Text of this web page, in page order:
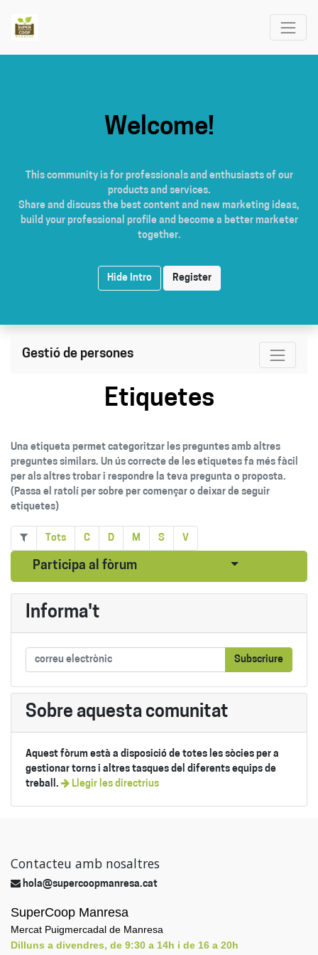
Welcome!
This community is for professionals and enthusiasts of our
products and services.
Share and discuss the best content and new marketing ideas,
build your professional profile and become a better marketer
together.
Hide Intro Register
Gestió de persones
Etiquetes
Una etiqueta permet categoritzar les preguntes amb altres
preguntes similars. Un ús correcte de les etiquetes fa més fàcil
per als altres trobar i respondre la teva pregunta o proposta.
(Passa el ratolí per sobre per començar o deixar de seguir
etiquetes)
Tots C D M S V
Participa al fòrum Seleccionar
Informa't
Subscriure
Sobre aquesta comunitat
Aquest fòrum està a disposició de totes les sòcies per a
gestionar torns i altres tasques del diferents equips de
treball.
Llegir les directrius
Contacteu amb nosaltres
hola@supercoopmanresa.cat
SuperCoop Manresa
Mercat Puigmercadal de Manresa
Dilluns a divendres, de 9:30 a 14h i de 16 a 20h